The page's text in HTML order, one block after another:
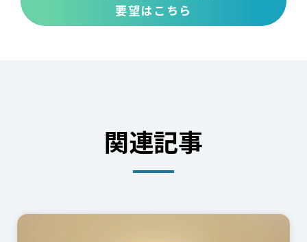
要望はこちら
関連記事